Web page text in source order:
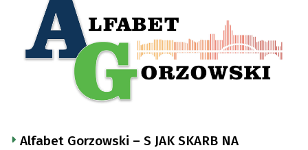
Alfabet Gorzowski – S JAK SKARB NA